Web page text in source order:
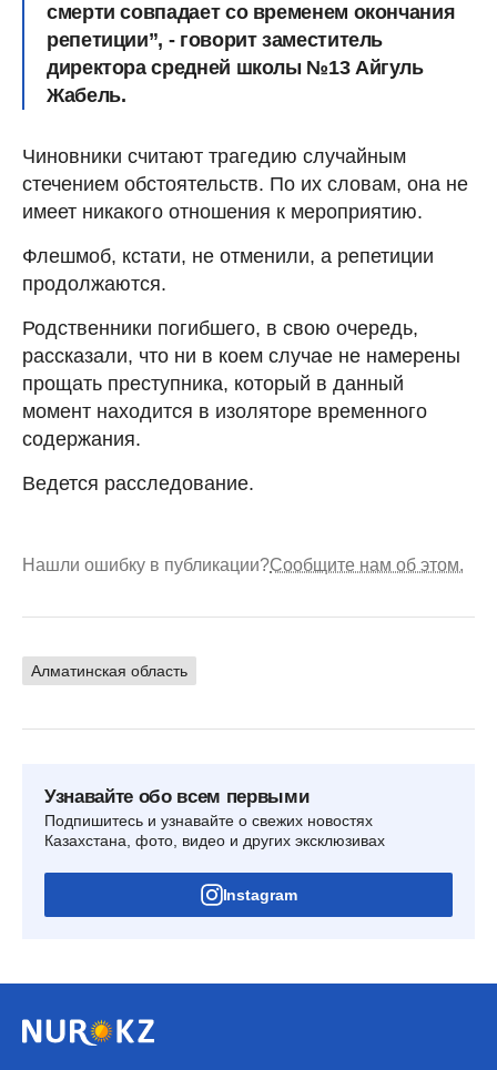
смерти совпадает со временем окончания
репетиции”, - говорит заместитель
директора средней школы №13 Айгуль
Жабель.
Чиновники считают трагедию случайным
стечением обстоятельств. По их словам, она не
имеет никакого отношения к мероприятию.
Флешмоб, кстати, не отменили, а репетиции
продолжаются.
Родственники погибшего, в свою очередь,
рассказали, что ни в коем случае не намерены
прощать преступника, который в данный
момент находится в изоляторе временного
содержания.
Ведется расследование.
Нашли ошибку в публикации?Сообщите нам об этом.
Алматинская область
Узнавайте обо всем первыми
Подпишитесь и узнавайте о свежих новостях
Казахстана, фото, видео и других эксклюзивах
Instagram